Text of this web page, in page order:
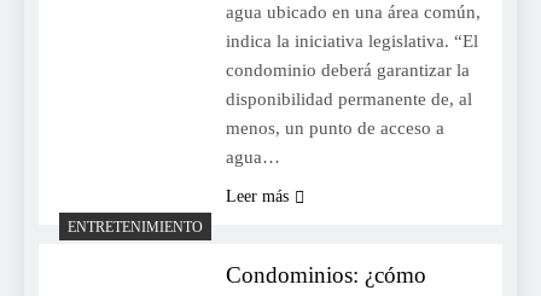
agua ubicado en una área común,
indica la iniciativa legislativa. “El
condominio deberá garantizar la
disponibilidad permanente de, al
menos, un punto de acceso a
agua…
Leer más
ENTRETENIMIENTO
Condominios: ¿cómo